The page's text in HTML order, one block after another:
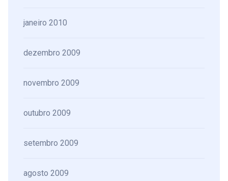
janeiro 2010
dezembro 2009
novembro 2009
outubro 2009
setembro 2009
agosto 2009